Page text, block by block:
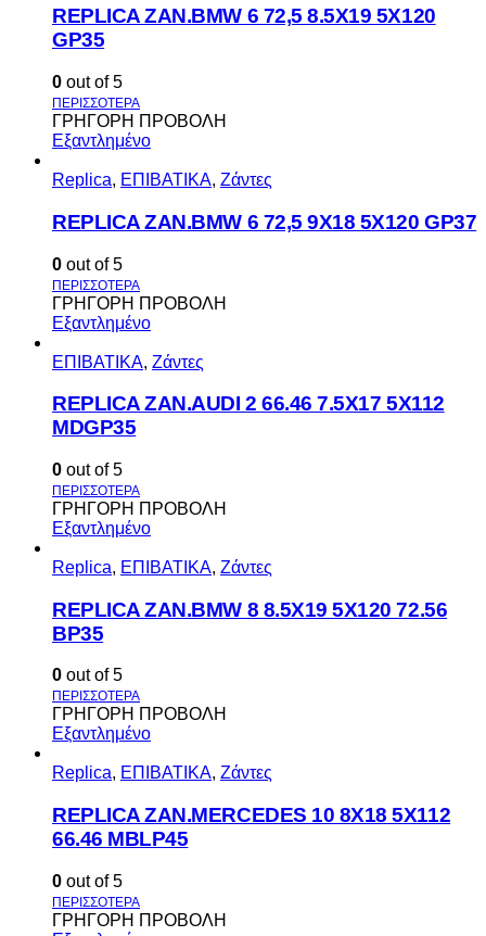
REPLICA ZAN.BMW 6 72,5 8.5X19 5X120
GP35
0 out of 5
ΓΡΗΓΟΡΗ ΠΡΟΒΟΛΗ
Εξαντλημένο
Replica, ΕΠΙΒΑΤΙΚΑ, Ζάντες
REPLICA ZAN.BMW 6 72,5 9X18 5X120 GP37
0 out of 5
ΓΡΗΓΟΡΗ ΠΡΟΒΟΛΗ
Εξαντλημένο
ΕΠΙΒΑΤΙΚΑ, Ζάντες
REPLICA ZAN.AUDI 2 66.46 7.5X17 5X112
MDGP35
0 out of 5
ΓΡΗΓΟΡΗ ΠΡΟΒΟΛΗ
Εξαντλημένο
Replica, ΕΠΙΒΑΤΙΚΑ, Ζάντες
REPLICA ZAN.BMW 8 8.5X19 5X120 72.56
BP35
0 out of 5
ΓΡΗΓΟΡΗ ΠΡΟΒΟΛΗ
Εξαντλημένο
Replica, ΕΠΙΒΑΤΙΚΑ, Ζάντες
REPLICA ZAN.MERCEDES 10 8X18 5X112
66.46 MBLP45
0 out of 5
ΓΡΗΓΟΡΗ ΠΡΟΒΟΛΗ